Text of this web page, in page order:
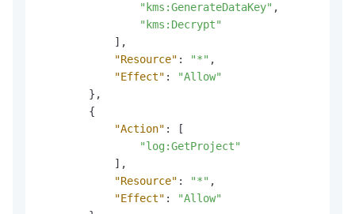
"kms:GenerateDataKey" ,
"kms:Decrypt"
] ,
"Resource" : "*" ,
"Effect" :
"Allow"
} ,
{
"Action" :
[
"log:GetProject"
] ,
"Resource" : "*" ,
"Effect" :
"Allow"